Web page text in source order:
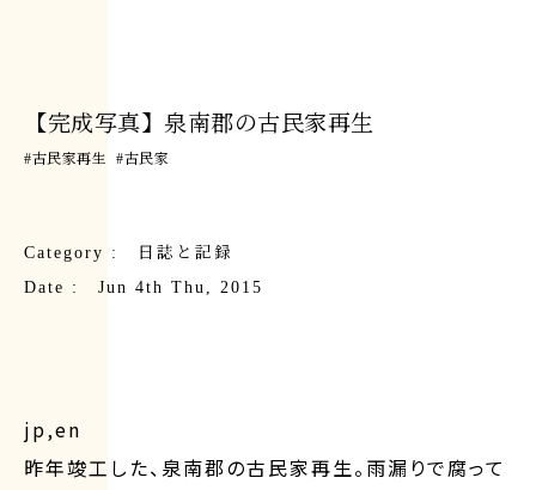
【完成写真】泉南郡の古民家再生
#古民家再生 #古民家
Category :
日誌と記録
Date : Jun 4th Thu, 2015
jp,en
昨年竣工した、泉南郡の古民家再生。雨漏りで腐って